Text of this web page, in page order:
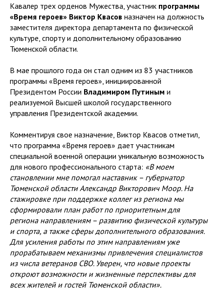
Кавалер трех орденов Мужества, участник программы
«Время героев» Виктор Квасов назначен на должность
заместителя директора департамента по физической
культуре, спорту и дополнительному образованию
Тюменской области.
В мае прошлого года он стал одним из 83 участников
программы «Время героев», инициированной
Президентом России Владимиром Путиным и
реализуемой Высшей школой государственного
управления Президентской академии.
Комментируя свое назначение, Виктор Квасов отметил,
что программа «Время героев» дает участникам
специальной военной операции уникальную возможность
для нового профессионального старта: «В моем
становлении мне помогал наставник – губернатор
Тюменской области Александр Викторович Моор. На
стажировке при поддержке коллег из региона мы
сформировали план работ по приоритетным для
региона направлениям – развитию физической культуры
и спорта, а также сферы дополнительного образования.
Для усиления работы по этим направлениям уже
прорабатываем механизмы привлечения специалистов
из числа ветеранов СВО. Уверен, что новые проекты
откроют возможности и жизненные перспективы для
всех жителей и гостей Тюменской области».